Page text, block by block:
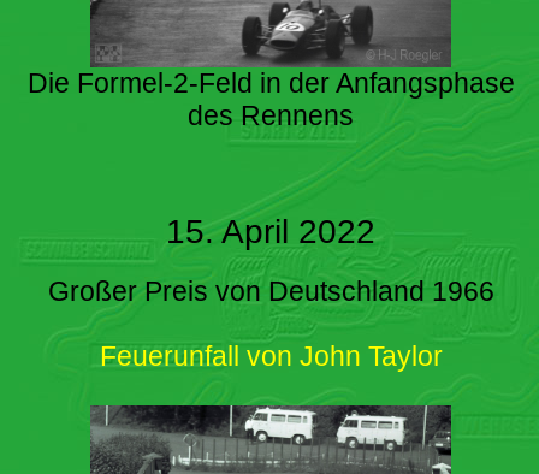
Die Formel-2-Feld in der Anfangsphase
des Rennens
15. April 2022
Großer Preis von Deutschland 1966
Feuerunfall von John Taylor